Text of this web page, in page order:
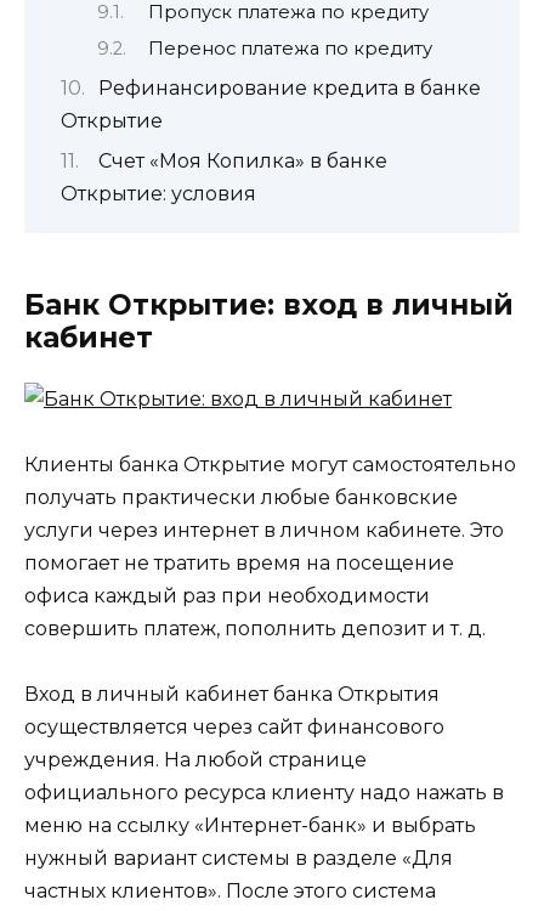
Пропуск платежа по кредиту
Перенос платежа по кредиту
Рефинансирование кредита в банке
Открытие
Счет «Моя Копилка» в банке
Открытие: условия
Банк Открытие: вход в личный
кабинет
Клиенты банка Открытие могут самостоятельно
получать практически любые банковские
услуги через интернет в личном кабинете. Это
помогает не тратить время на посещение
офиса каждый раз при необходимости
совершить платеж, пополнить депозит и т. д.
Вход в личный кабинет банка Открытия
осуществляется через сайт финансового
учреждения. На любой странице
официального ресурса клиенту надо нажать в
меню на ссылку «Интернет-банк» и выбрать
нужный вариант системы в разделе «Для
частных клиентов». После этого система